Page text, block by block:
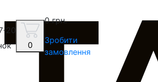
20-30
0
0 грн.
Зробити
замовлення